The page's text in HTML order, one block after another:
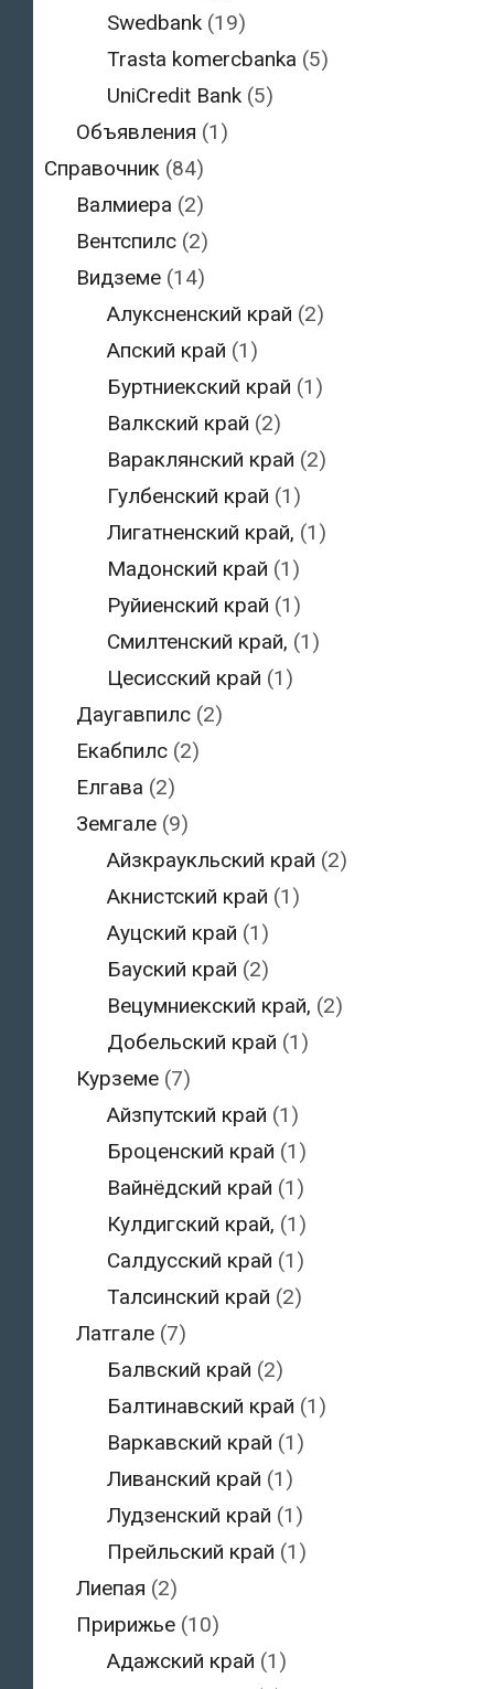
Swedbank (19)
Trasta komercbanka (5)
UniCredit Bank (5)
Объявления (1)
Справочник (84)
Валмиера (2)
Вентспилс(2)
Видземе(14)
Алуксненский край (2)
Апский край (1)
Буртниекский край (1)
Валкский край (2)
Вараклянский край (2)
Гулбенский край (1)
Лигатненский край, (1)
Мадонский край (1)
Руйиенский край (1)
Смилтенский край, (1)
Цесисский край (1)
Даугавпилс(2)
Екабпилс(2)
Елгава (2)
Земгале(9)
Айзкраукльский край (2)
Акнистский край (1)
Ауцский край (1)
Бауский край (2)
Вецумниекский край, (2)
Добельский край (1)
Курземе(7)
Айзпутский край (1)
Броценский край (1)
Вайнёдский край (1)
Кулдигский край, (1)
Салдусский край (1)
Талсинский край (2)
Латгале(7)
Балвский край (2)
Балтинавский край (1)
Варкавский край (1)
Ливанский край (1)
Лудзенский край (1)
Прейльский край (1)
Лиепая (2)
Пририжье(10)
Адажский край (1)